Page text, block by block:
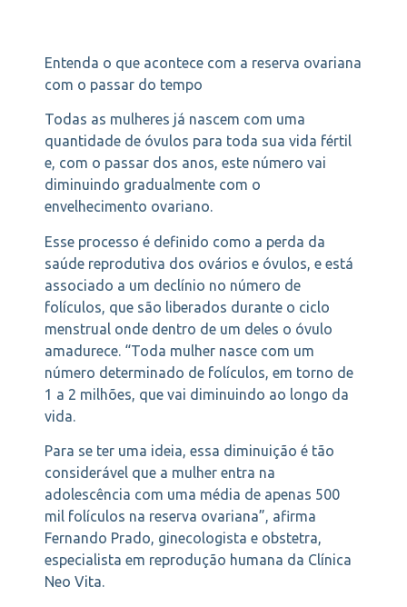
Entenda o que acontece com a reserva ovariana
com o passar do tempo
Todas as mulheres já nascem com uma
quantidade de óvulos para toda sua vida fértil
e, com o passar dos anos, este número vai
diminuindo gradualmente com o
envelhecimento ovariano.
Esse processo é definido como a perda da
saúde reprodutiva dos ovários e óvulos, e está
associado a um declínio no número de
folículos, que são liberados durante o ciclo
menstrual onde dentro de um deles o óvulo
amadurece. “Toda mulher nasce com um
número determinado de folículos, em torno de
1 a 2 milhões, que vai diminuindo ao longo da
vida.
Para se ter uma ideia, essa diminuição é tão
considerável que a mulher entra na
adolescência com uma média de apenas 500
mil folículos na reserva ovariana”, afirma
Fernando Prado, ginecologista e obstetra,
especialista em reprodução humana da Clínica
Neo Vita.